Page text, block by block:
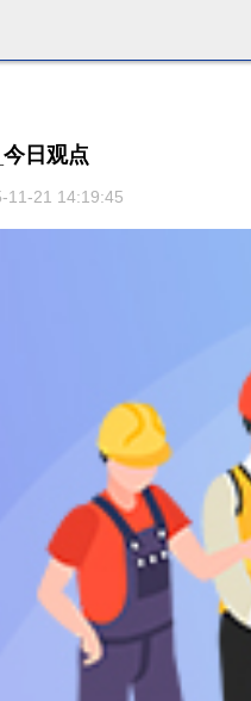
日观点
11-21 14:19:45